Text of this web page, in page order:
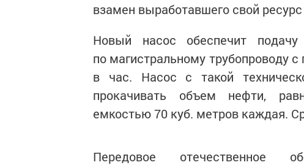
взамен выработавшего свой
Новый насос обеспечит
по магистральному трубопроводу
в час. Насос с такой
прокачивать объем нефти,
емкостью 70 куб. метров каждая.
Передовое отечественное